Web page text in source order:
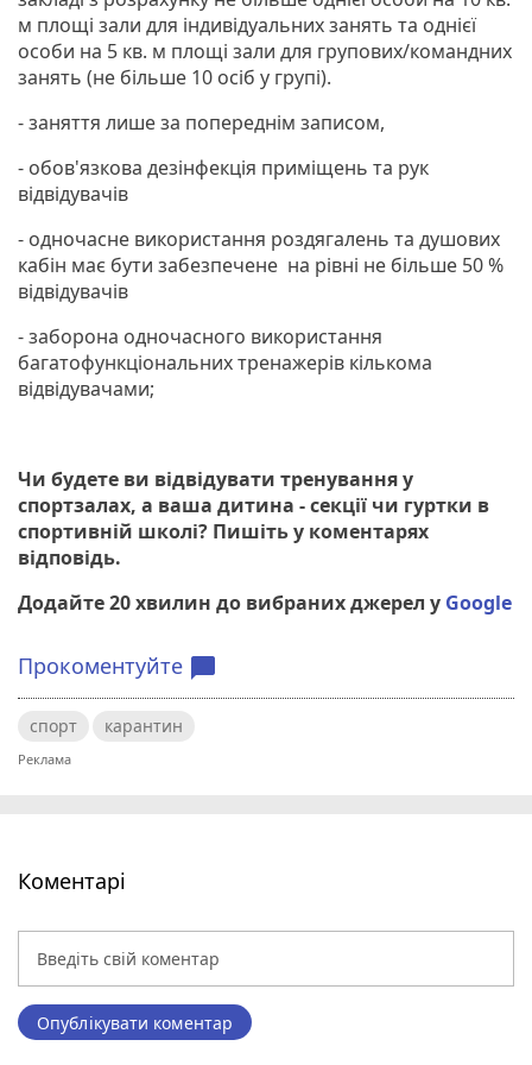
м площі зали для індивідуальних занять та однієї
особи на 5 кв. м площі зали для групових/командних
занять (не більше 10 осіб у групі).
- заняття лише за попереднім записом,
- обов'язкова дезінфекція приміщень та рук
відвідувачів
- одночасне використання роздягалень та душових
кабін має бути забезпечене на рівні не більше 50 %
відвідувачів
- заборона одночасного використання
багатофункціональних тренажерів кількома
відвідувачами;
Чи будете ви відвідувати тренування у
спортзалах, а ваша дитина - секції чи гуртки в
спортивній школі? Пишіть у коментарях
відповідь.
Додайте 20 хвилин до вибраних джерел у Google
Прокоментуйте chat_bubble
спорт карантин
Коментарі
Опублікувати коментар